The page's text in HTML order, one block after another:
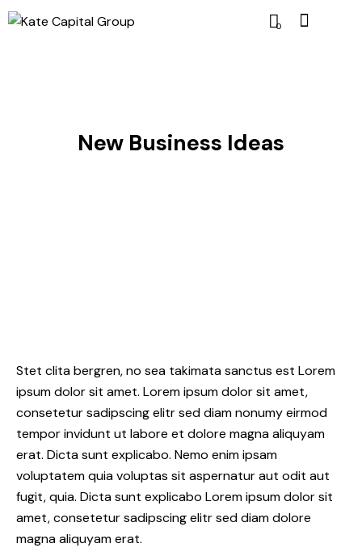
0
New Business Ideas
Stet clita bergren, no sea takimata sanctus est Lorem
ipsum dolor sit amet. Lorem ipsum dolor sit amet,
consetetur sadipscing elitr sed diam nonumy eirmod
tempor invidunt ut labore et dolore magna aliquyam
erat. Dicta sunt explicabo. Nemo enim ipsam
voluptatem quia voluptas sit aspernatur aut odit aut
fugit, quia. Dicta sunt explicabo Lorem ipsum dolor sit
amet, consetetur sadipscing elitr sed diam dolore
magna aliquyam erat.